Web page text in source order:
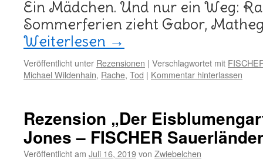
Ein Mädchen. Und nur ein Weg:
Sommerferien zieht Gabor,
Weiterlesen →
Veröffentlicht unter Rezensionen | Verschlagwortet mit
Michael Wildenhain, Rache, Tod | Kommentar hinterlassen
Rezension „Der
Jones – FISCHER Sauerländer
Veröffentlicht am Juli 16, 2019von Zwiebelchen